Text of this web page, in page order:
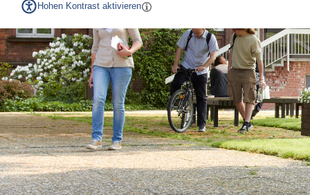
Hohen Kontrast aktivieren